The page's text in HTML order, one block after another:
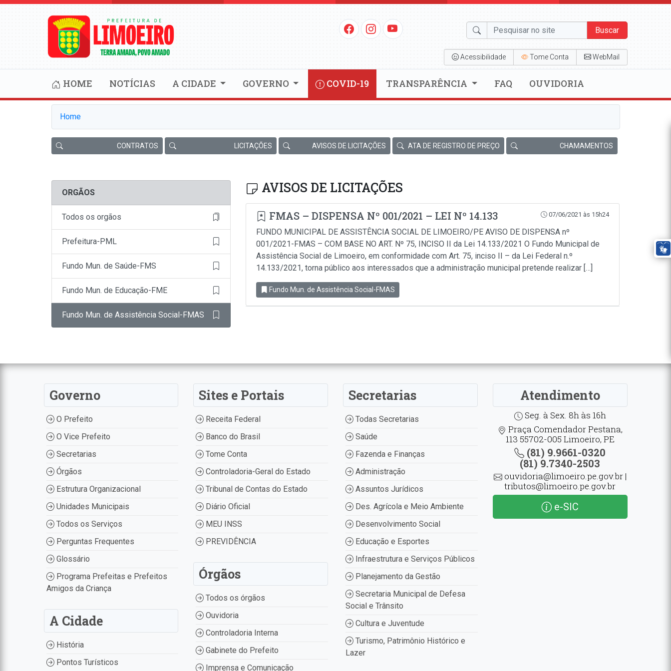
Buscar
Acessibilidade Tome Conta WebMail
HOME NOTÍCIAS A CIDADE GOVERNO COVID-19 TRANSPARÊNCIA FAQ OUVIDORIA
Home
CONTRATOS LICITAÇÕES AVISOS DE LICITAÇÕES ATA DE REGISTRO DE PREÇO CHAMAMENTOS
ORGÃOS
Todos os orgãos
Prefeitura-PML
Fundo Mun. de Saúde-FMS
Fundo Mun. de Educação-FME
Fundo Mun. de Assistência Social-FMAS
AVISOS DE LICITAÇÕES
FMAS – DISPENSA Nº 001/2021 – LEI Nº 14.133 07/06/2021 às 15h24
FUNDO MUNICIPAL DE ASSISTÊNCIA SOCIAL DE LIMOEIRO/PE AVISO DE DISPENSA nº
001/2021-FMAS – COM BASE NO ART. Nº 75, INCISO II da Lei 14.133/2021 O Fundo Municipal de
Assistência Social de Limoeiro, em conformidade com Art. 75, inciso II – da Lei Federal n.º
14.133/2021, torna público aos interessados que a administração municipal pretende realizar […]
Fundo Mun. de Assistência Social-FMAS
Governo
O Prefeito
O Vice Prefeito
Secretarias
Órgãos
Estrutura Organizacional
Unidades Municipais
Todos os Serviços
Perguntas Frequentes
Glossário
Programa Prefeitas e Prefeitos
Amigos da Criança
A Cidade
História
Pontos Turísticos
Sites e Portais
Receita Federal
Banco do Brasil
Tome Conta
Controladoria-Geral do Estado
Tribunal de Contas do Estado
Diário Oficial
MEU INSS
PREVIDÊNCIA
Órgãos
Todos os órgãos
Ouvidoria
Controladoria Interna
Gabinete do Prefeito
Imprensa e Comunicação
Secretarias
Todas Secretarias
Saúde
Fazenda e Finanças
Administração
Assuntos Jurídicos
Des. Agrícola e Meio Ambiente
Desenvolvimento Social
Educação e Esportes
Infraestrutura e Serviços Públicos
Planejamento da Gestão
Secretaria Municipal de Defesa
Social e Trânsito
Cultura e Juventude
Turismo, Patrimônio Histórico e
Lazer
Atendimento
Seg. à Sex. 8h às 16h
Praça Comendador Pestana,
113 55702-005 Limoeiro, PE
(81) 9.9661-0320
(81) 9.7340-2503
ouvidoria@limoeiro.pe.gov.br |
tributos@limoeiro.pe.gov.br
e-SIC